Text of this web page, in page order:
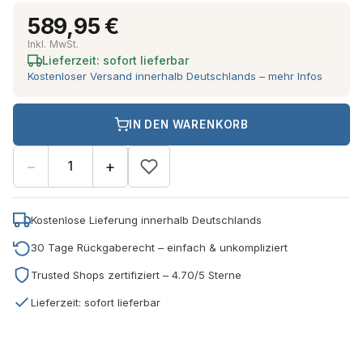
589,95 €
Inkl. MwSt.
Lieferzeit: sofort lieferbar
Kostenloser Versand innerhalb Deutschlands – mehr Infos
− +
IN DEN WARENKORB
Kostenlose Lieferung innerhalb Deutschlands
30 Tage Rückgaberecht – einfach & unkompliziert
Trusted Shops zertifiziert – 4.70/5 Sterne
Lieferzeit: sofort lieferbar